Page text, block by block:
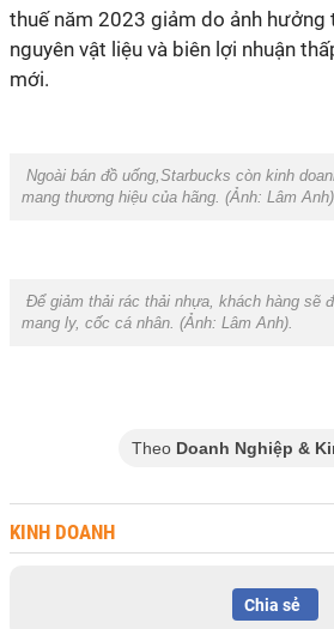
thuế năm 2023 giảm do ảnh hưởng
nguyên vật liệu và biên lợi nhuận
mới.
Ngoài bán đồ uống,Starbucks còn kinh
mang thương hiệu của hãng. (Ảnh: Lâm
Để giảm thải rác thải nhựa, khách hàng sẽ
mang ly, cốc cá nhân. (Ảnh: Lâm Anh).
Theo Doanh Nghiệp &
KINH DOANH
Chia sẻ